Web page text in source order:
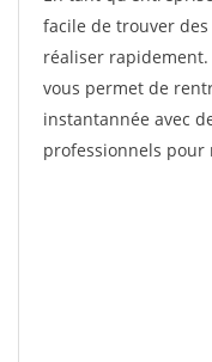
facile de trouver
réaliser
vous permet de
instantannée avec
professionnels pour